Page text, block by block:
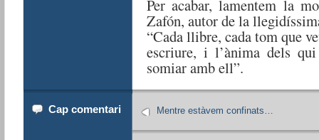
Per acabar, lamentem la
Zafón, autor de la
“Cada llibre, cada tom que
escriure, i l’ànima dels
somiar amb ell”.
Cap comentari Mentre estàvem confinats…